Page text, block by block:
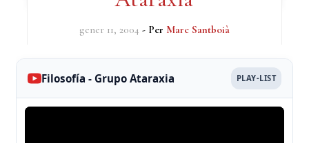
gener 11, 2004 - Per Marc Santboià
Filosofía - Grupo Ataraxia PLAY-LIST